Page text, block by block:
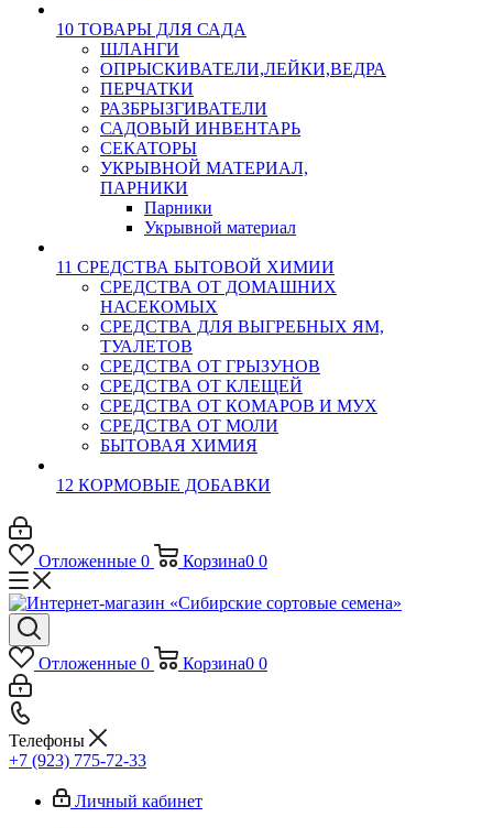
10 ТОВАРЫ ДЛЯ САДА
ШЛАНГИ
ОПРЫСКИВАТЕЛИ,ЛЕЙКИ,ВЕДРА
ПЕРЧАТКИ
РАЗБРЫЗГИВАТЕЛИ
САДОВЫЙ ИНВЕНТАРЬ
СЕКАТОРЫ
УКРЫВНОЙ МАТЕРИАЛ,
ПАРНИКИ
Парники
Укрывной материал
11 СРЕДСТВА БЫТОВОЙ ХИМИИ
СРЕДСТВА ОТ ДОМАШНИХ
НАСЕКОМЫХ
СРЕДСТВА ДЛЯ ВЫГРЕБНЫХ ЯМ,
ТУАЛЕТОВ
СРЕДСТВА ОТ ГРЫЗУНОВ
СРЕДСТВА ОТ КЛЕЩЕЙ
СРЕДСТВА ОТ КОМАРОВ И МУХ
СРЕДСТВА ОТ МОЛИ
БЫТОВАЯ ХИМИЯ
12 КОРМОВЫЕ ДОБАВКИ
Отложенные 0 Корзина0 0
Отложенные 0 Корзина0 0
Телефоны
+7 (923) 775-72-33
Личный кабинет